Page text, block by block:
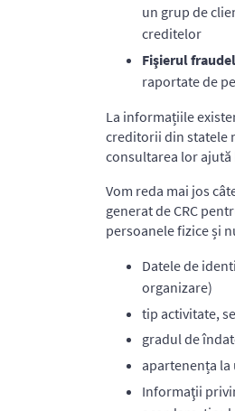
un grup de
creditelor
Fişierul
raportate de
La informațiile
creditorii din statele
consultarea lor ajută
Vom reda mai jos
generat de CRC
persoanele fizice și
Datele de
organizare)
tip activitate,
gradul de
apartenența
Informaţii